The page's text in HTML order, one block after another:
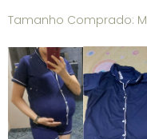
Tamanho Comprado: M